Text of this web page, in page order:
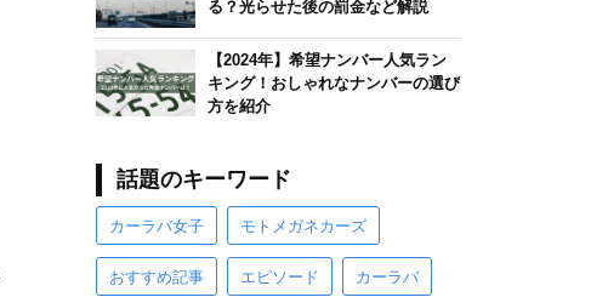
る？光らせた後の罰金など解説
【2024年】希望ナンバー人気ラン
キング！おしゃれなナンバーの選び
方を紹介
話題のキーワード
カーラバ女子 モトメガネカーズ
おすすめ記事 エピソード カーラバ